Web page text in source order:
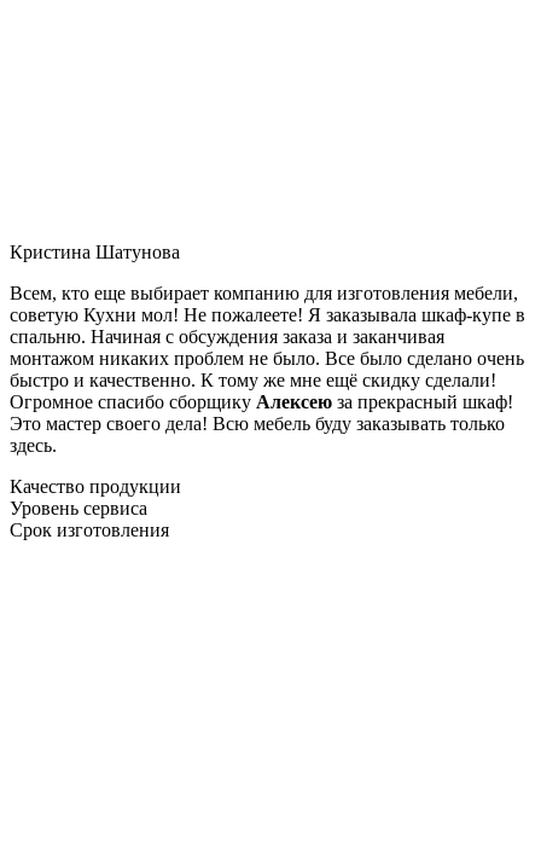
Кристина Шатунова
Всем, кто еще выбирает компанию для изготовления мебели,
советую Кухни мол! Не пожалеете! Я заказывала шкаф-купе в
спальню. Начиная с обсуждения заказа и заканчивая
монтажом никаких проблем не было. Все было сделано очень
быстро и качественно. К тому же мне ещё скидку сделали!
Огромное спасибо сборщику Алексею за прекрасный шкаф!
Это мастер своего дела! Всю мебель буду заказывать только
здесь.
Качество продукции
Уровень сервиса
Срок изготовления